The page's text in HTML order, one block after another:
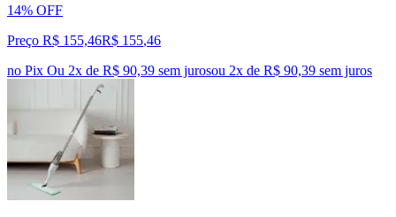
14% OFF
Preço R$ 155,46R$ 155,46
no Pix Ou 2x de R$ 90,39 sem jurosou 2x de R$ 90,39 sem juros